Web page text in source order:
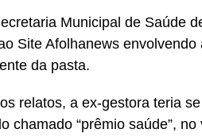
Municipal de Saúde
Site Afolhanews
da pasta.
relatos, a ex-gestora teria
chamado “prêmio saúde”,